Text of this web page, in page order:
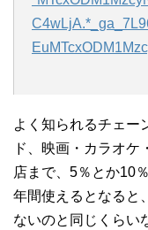
よく知られるチェー
ド、映画・カラオケ
店まで、5％とか10
年間使えるとなると
ないのと同じくらい